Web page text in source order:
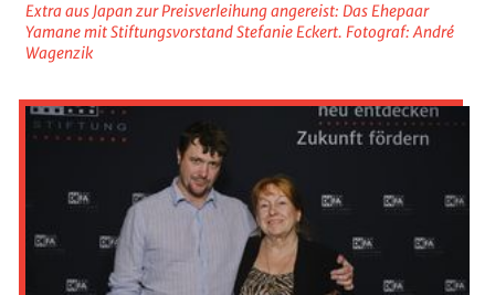
Extra aus Japan zur Preisverleihung angereist: Das Ehepaar
Yamane mit Stiftungsvorstand Stefanie Eckert. Fotograf: André
Wagenzik